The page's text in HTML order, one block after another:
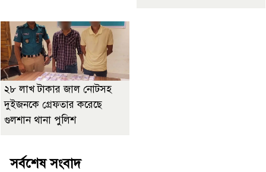
২৮ লাখ টাকার জাল নোটসহ
দুইজনকে গ্রেফতার করেছে
গুলশান থানা পুলিশ
সর্বশেষ সংবাদ